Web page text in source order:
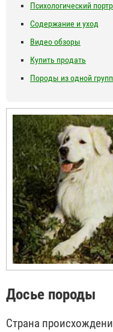
Психологический
Содержание и уход
Видео обзоры
Купить продать
Породы из одной
Досье породы
Страна